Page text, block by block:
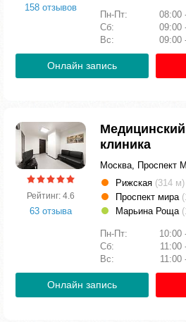
158 отзывов
Пн-Пт:
08:00
Сб:
09:00
Вс:
09:00
Онлайн запись
Рейтинг: 4.6
63 отзыва
клиника
Москва, Проспект
Рижская (314 м)
Проспект мира
Марьина Роща
Пн-Пт:
10:00
Сб:
11:00
Вс:
11:00
Онлайн запись